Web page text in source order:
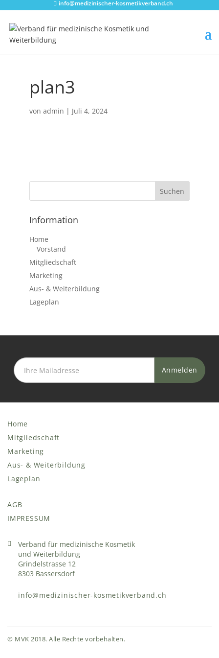
info@medizinischer-kosmetikverband.ch
plan3
von admin | Juli 4, 2024
Information
Home
Vorstand
Mitgliedschaft
Marketing
Aus- & Weiterbildung
Lageplan
Home
Mitgliedschaft
Marketing
Aus- & Weiterbildung
Lageplan
AGB
IMPRESSUM
Verband für medizinische Kosmetik
und Weiterbildung
Grindelstrasse 12
8303 Bassersdorf
info@medizinischer-kosmetikverband.ch
© MVK 2018. Alle Rechte vorbehalten.